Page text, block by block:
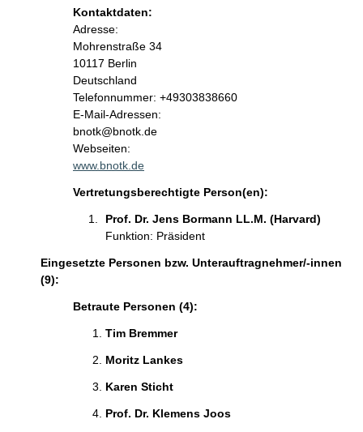
Kontaktdaten:
Adresse:
Mohrenstraße 34
10117 Berlin
Deutschland
Kontaktinformationen:
Telefonnummer: +49303838660
E-Mail-Adressen:
bnotk@bnotk.de
Webseiten:
www.bnotk.de
Vertretungsberechtigte Person(en):
Prof. Dr. Jens Bormann LL.M. (Harvard)
Funktion: Präsident
Eingesetzte Personen bzw. Unterauftragnehmer/-innen
(9):
Betraute Personen (4):
Tim Bremmer
Moritz Lankes
Karen Sticht
Prof. Dr. Klemens Joos